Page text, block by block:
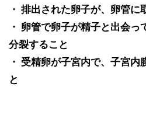
・ 排出された卵子が、卵管に
・ 卵管で卵子が精子と出会
分裂すること
・ 受精卵が子宮内で、子宮内
と